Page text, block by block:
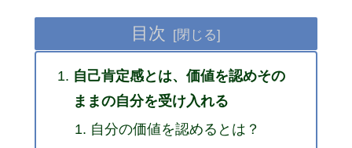
目次
自己肯定感とは、価値を認めその
ままの自分を受け入れる
自分の価値を認めるとは？